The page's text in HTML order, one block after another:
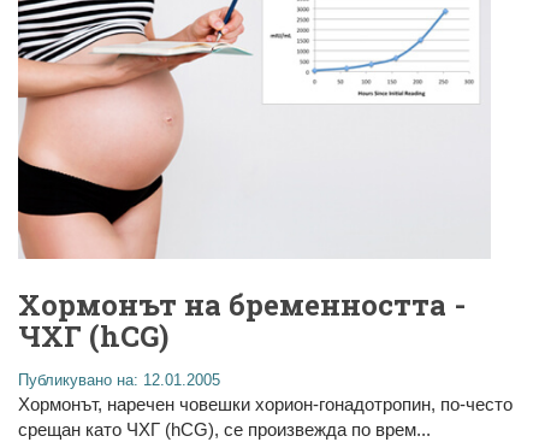
Хормонът на бременността -
ЧХГ (hCG)
Публикувано на: 12.01.2005
Хормонът, наречен човешки хорион-гонадотропин, по-често
срещан като ЧХГ (hCG), се произвежда по врем...